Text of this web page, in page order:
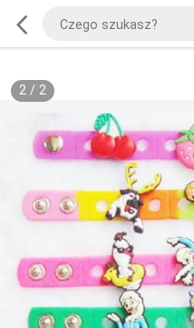
2/ 2